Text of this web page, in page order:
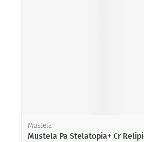
Mustela
Mustela Pa Stelatopia+ Cr